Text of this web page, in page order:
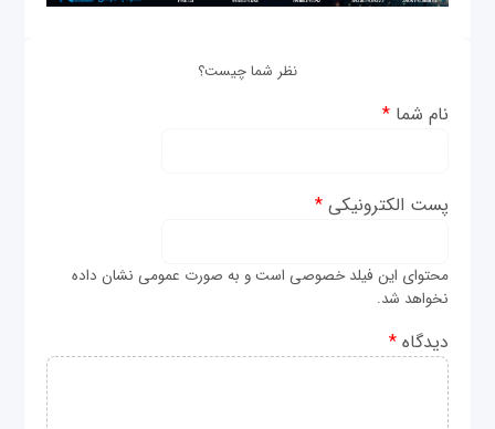
نظر شما چیست؟
نام شما*
پست الکترونیکی*
محتوای این فیلد خصوصی است و به صورت عمومی نشان داده
نخواهد شد.
دیدگاه*